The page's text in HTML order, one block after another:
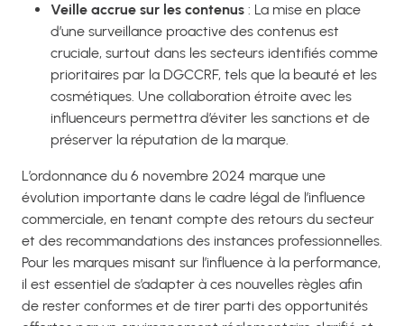
Veille accrue sur les contenus : La mise en place
d’une surveillance proactive des contenus est
cruciale, surtout dans les secteurs identifiés comme
prioritaires par la DGCCRF, tels que la beauté et les
cosmétiques. Une collaboration étroite avec les
influenceurs permettra d’éviter les sanctions et de
préserver la réputation de la marque.
L’ordonnance du 6 novembre 2024 marque une
évolution importante dans le cadre légal de l’influence
commerciale, en tenant compte des retours du secteur
et des recommandations des instances professionnelles.
Pour les marques misant sur l’influence à la performance,
il est essentiel de s’adapter à ces nouvelles règles afin
de rester conformes et de tirer parti des opportunités